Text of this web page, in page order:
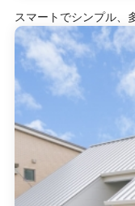
スマートでシンプル、